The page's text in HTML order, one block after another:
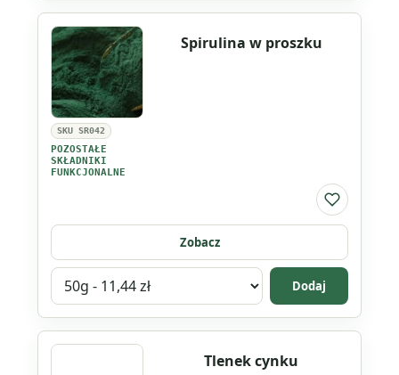
SKU SR042
POZOSTAŁE
SKŁADNIKI
FUNKCJONALNE
Spirulina w proszku
Do listy
Zobacz
Wybierz
wariant
produktu
Spirulina
Dodaj
Tlenek cynku